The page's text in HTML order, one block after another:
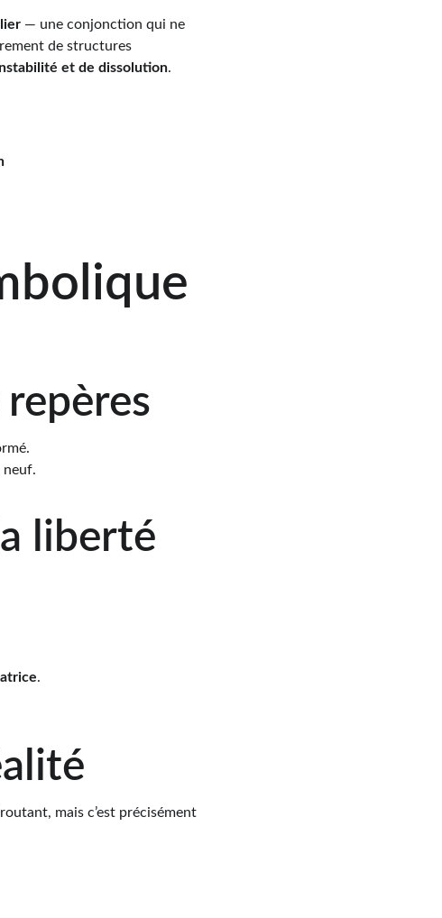
— une conjonction qui ne
de structures
et de dissolution.
neuf.
liberté
.
mais c’est précisément